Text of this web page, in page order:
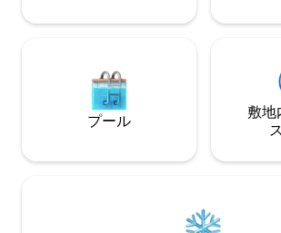
プール
敷地